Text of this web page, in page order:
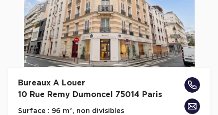
Achat de Commerces
Achat de Commerces à Nîmes
Achat de Commerces à Toulouse
Achat de Commerces à Marseille
Bureaux A Louer
10 Rue Remy Dumoncel 75014 Paris
Surface : 96 m², non divisibles